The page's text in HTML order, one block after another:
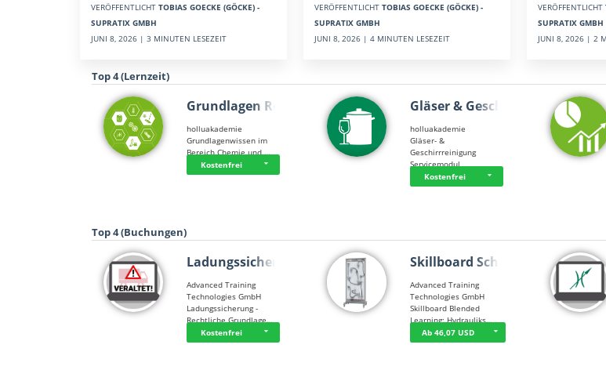
VERÖFFENTLICHT TOBIAS GOECKE (GÖCKE) -
SUPRATIX GMBH
JUNI 8, 2026 | 3 MINUTEN LESEZEIT
VERÖFFENTLICHT TOBIAS GOECKE (GÖCKE) -
SUPRATIX GMBH
JUNI 8, 2026 | 4 MINUTEN LESEZEIT
VERÖFFENTLICHT
SUPRATIX GMBH
JUNI 8, 2026 | 2
Top 4 (Lernzeit)
Grundlagen Rein…
holluakademie
Grundlagenwissen im
Bereich Chemie und …
Kostenfrei
Gläser & Geschi…
holluakademie
Gläser- &
Geschirrreinigung
Servicemodul
Kostenfrei
Top 4 (Buchungen)
Ladungssicherung
Advanced Training
Technologies GmbH
Ladungssicherung -
Rechtliche Grundlage…
Kostenfrei
Skillboard Schl…
Advanced Training
Technologies GmbH
Skillboard Blended
Learning: Hydrauliks…
Ab 46,07 USD